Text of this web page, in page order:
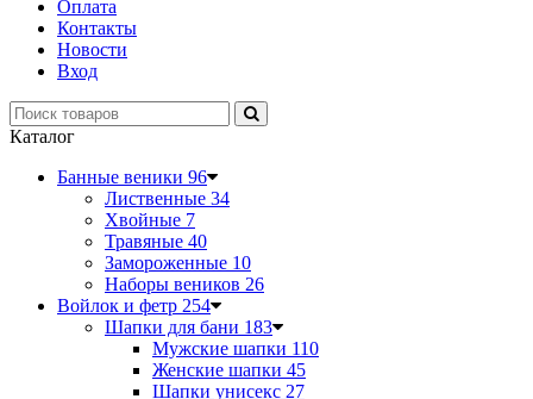
Оплата
Контакты
Новости
Вход
Каталог
Банные веники 96
Лиственные 34
Хвойные 7
Травяные 40
Замороженные 10
Наборы веников 26
Войлок и фетр 254
Шапки для бани 183
Мужские шапки 110
Женские шапки 45
Шапки унисекс 27